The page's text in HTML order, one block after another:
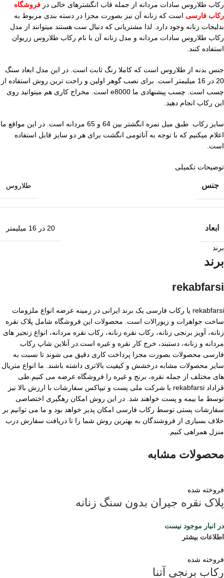
رکاب طلاروس سادات مردانه از جمله قاب انگشترهای خالی در فروشگاه
رکاب فارسی است که زنانه آن نیز بصورت مجزا در دسته بندی مربوط به
بدلیجات زنانه وجود دارد. لذا مشتریانی که دنبال ست هستند میتوانند از مدل
رکاب طلاروس سادات مردانه و مدل زنانه آن با نام رکاب طلاروس زریوان
استفاده کنند.
جنس بدنه از طلاروس است که کاملا رنگ ثابت است. در این مدل ابعاد سنگ
20 در 16 میلیمتر است. برای نصب گوهر اولین و راحت ترین روش استفاده از
چسب است. چسب پیشنهادی ما e8000 است. مخراج کاری هم میتوانید روی
این رکاب انجام دهید.
سایز رکاب طبق میل نمره انگشتر بین 64 و 65 مردانه است. در این مواقع ما
اعلام میکنیم که با توجه به آناتومی انگشت برای هر دو سایز قابل استفاده
است.
توضیحات تکمیلی
جنس طلاروس
ابعاد 20 در 16 میلیمتر
برند
برند
rekabfarsi
rekabfarsi یا رکاب فارسی یک برند ایرانی در زمینه عرضه انواع ملزومات
ساخت جواهرات و زیورالات است. محصولات این فروشگاه شامل پلاک نقره
زنانه، آویز برنجی زنانه، رکاب نقره زنانه، رکاب نقره مردانه، انواع زنجیر های
مردانه و زنانه، دستبند، خرج کار نقره و غیره است.در آنلاین شاپ رکاب
فارسی محصولات بصورت مجزا پرداخت کاری دقیق می شوند تا نسبت به
سایر محصولات مشابه درخشش و کیفیت بالاتری داشته باشند. ما انواع متریال
های مختلف از جمله نقره، برنج و غیره را فروشگاه عرضه می کنیم.طی
قراداد rekabfarsi با شرکت ملی پست و تیپاکس سفارشات با ارزش بالا نیز
توسط ما بیمه و پست خواهند شد. در این روش امکان رهگیری اختصاصی
سفارشات پستی توسط رکاب فارسی امکان پذیر خواهد بود و ما می توانیم بر
خلاف بسیاری از فروشندگان به بهترین روش شما را تا دریافت سفارش درب
منزل همراهی کنیم.
محصولات مشابه
فروخته شده
پلاک نقره جیران بدون سنگ زنانه
در انبار موجود نیست
اطلاعات بیشتر
فروخته شده
رکاب برنجی آتنا